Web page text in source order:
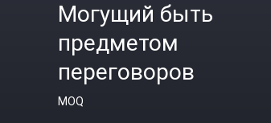
Могущий быть
предметом
переговоров
MOQ